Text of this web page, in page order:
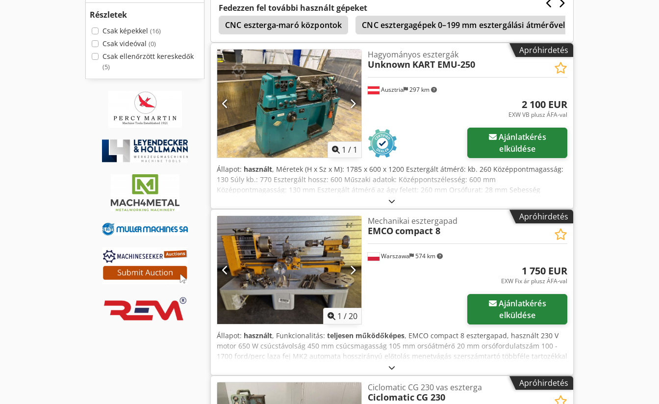
Részletek
Csak képekkel (16)
Csak videóval (0)
Csak ellenőrzött kereskedők
(5)
Fedezzen fel további használt gépeket
CNC eszterga-maró központok
CNC esztergagépek 0–199 mm esztergálási átmérővel
Weiler
Apróhirdetés
Kérjen több képet
1 / 1
Ausztria 297 km
Hagyományos esztergák
Unknown KART EMU-250
2 100 EUR
EXW VB plusz ÁFA-val
Ajánlatkérés
elküldése
Állapot: használt, Méretek (H x Sz x M): 1785 x 600 x 1200 Esztergált átmérő: kb. 260 Középpontmagasság:
130 Súly kb.: 770 Esztergált hossz: 600 Műszaki adatok: Középpontszélesség: 600 mm
Középpontmagasság: 130 mm Esztergált átmérő az ágy felett: 260 mm Orsófurat: 28 mm Sebesség
(fokozatmentesen állítható): 52 – 2250 ford/perc Hajtásteljesítmény: 1,62 kW Külső méretek: 1785 mm
(hosszúság) x 600 mm (szélesség) x 1200 mm (magasság) Súly: kb. 770 kg Felszerelés: Hárompofás tokmány
140 mm átmérővel Négyszeres szerszámtartó Szegnyereg Fúrótokmány Csdjv Ncn Depfx ApcjrfApróhirdetés
1 /20
Warszawa 574 km
Mechanikai esztergapad
EMCOcompact 8
1 750 EUR
EXW Fix ár plusz ÁFA-val
Ajánlatkérés
elküldése
Állapot: használt, Funkcionalitás: teljesen működőképes, EMCO compact 8 esztergapad, használt 230 V
motor 650 W csúcstávolság 450 mm csúcsmagasság 105 mm orsóátmérő 20 mm orsófordulatszám 100 -
1700 ford/perc laza fej MK2 automata hosszirányú előtolás menetvágás szerszámtartó többféle tartozékkal
Crjdpfjymnkvex Apcef Emco 3 tokmány 110 mm TOS 4 tokmány 125 mm 200 mm-es tokmány forgó csúcs
Röhm gyorsbefogó fúrótokmány 3-16 mm Műszaki adatok Helyszíni méret kb. (hossz 950 x 520 x 340 mm x
szél. x mag.) súly kb. 75 kg
Apróhirdetés
Ciclomatic CG 230 vas eszterga
Ciclomatic CG 230